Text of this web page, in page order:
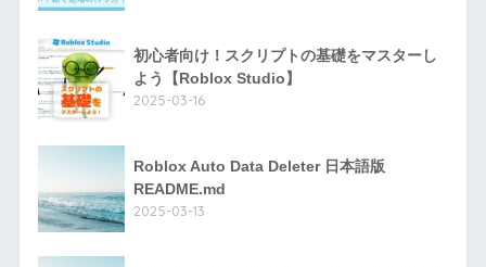
初心者向け！スクリプトの基礎をマスターし
よう【Roblox Studio】
2025-03-16
Roblox Auto Data Deleter 日本語版
README.md
2025-03-13